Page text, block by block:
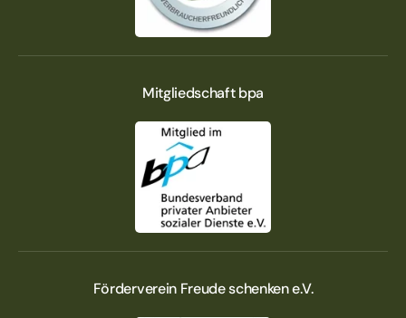
Mitgliedschaft bpa
Förderverein Freude schenken e.V.